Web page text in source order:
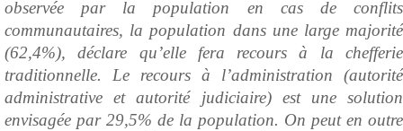
observée par la population en cas de conflits
communautaires, la population dans une large majorité
(62,4%), déclare qu’elle fera recours à la chefferie
traditionnelle. Le recours à l’administration (autorité
administrative et autorité judiciaire) est une solution
envisagée par 29,5% de la population. On peut en outre